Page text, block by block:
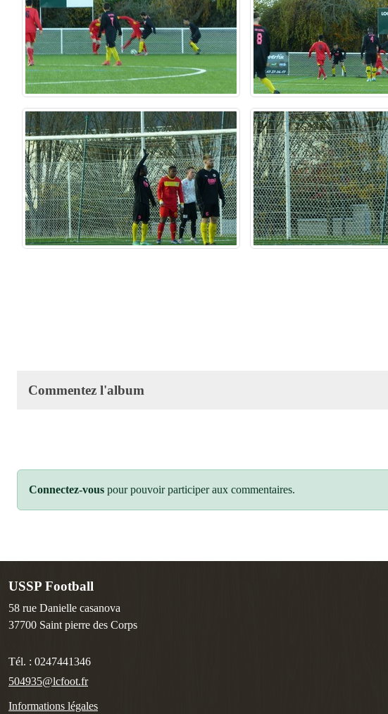
Commentez l'album
Connectez-vous pour pouvoir participer aux commentaires.
USSP Football
58 rue Danielle casanova
37700 Saint pierre des Corps
Tél. : 0247441346
504935@lcfoot.fr
Informations légales